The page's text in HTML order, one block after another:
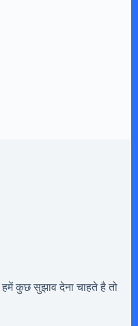
हमें कुछ सुझाव देना चाहते है तो